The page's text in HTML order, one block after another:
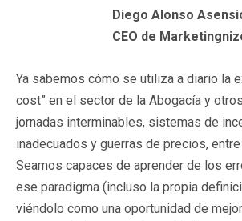
Diego Alonso
CEO de
Ya sabemos cómo se utiliza a diario la
cost” en el sector de la Abogacía y
jornadas interminables, sistemas de
inadecuados y guerras de precios,
Seamos capaces de aprender de los
ese paradigma (incluso la propia
viéndolo como una oportunidad de